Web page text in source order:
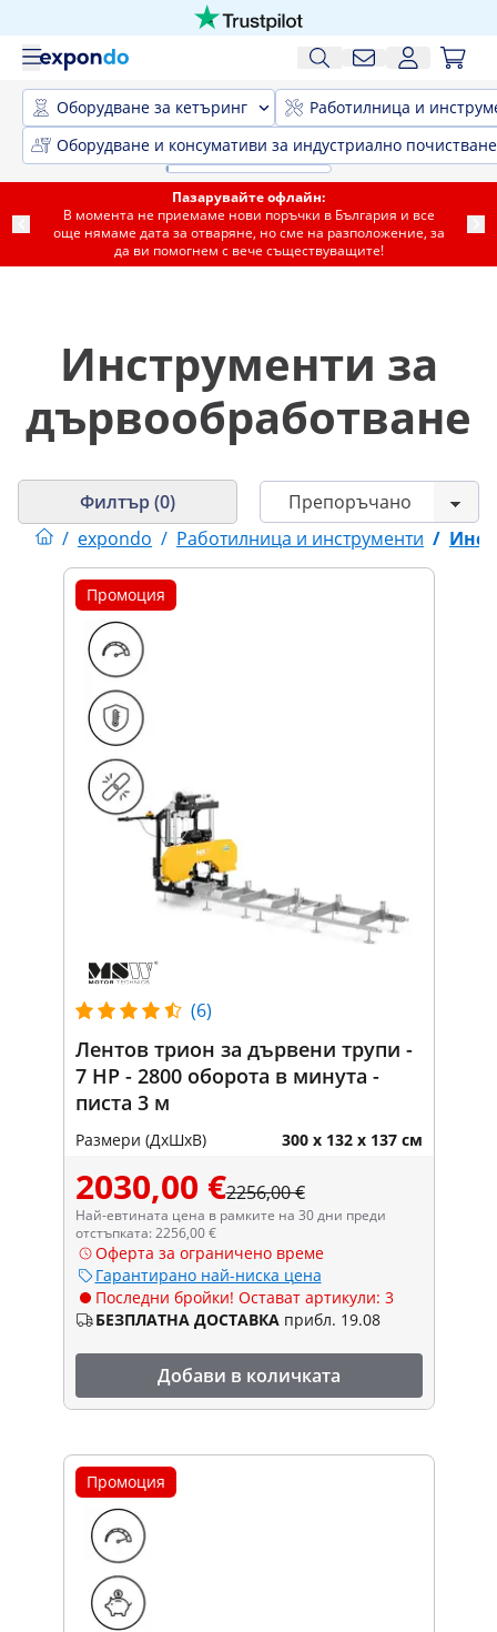
Оборудване за кетъринг
Работилница и
Оборудване и консумативи за индустриално почистване
Пазарувайте офлайн:
В момента не приемаме нови поръчки в България и все
още нямаме дата за отваряне, но сме на разположение, за
да ви помогнем с вече съществуващите!
Инструменти за
дървообработване
/ expondo / Работилница и инструменти /
Филтър (0)
Промоция
(6)
Лентов трион за дървени трупи -
7 HP - 2800 оборота в минута -
писта 3 м
Размери (ДxШxВ) 300 x 132 x 137 см
2030,00 €2256,00 €
Най-евтината цена в рамките на 30 дни преди
отстъпката: 2256,00 €
Оферта за ограничено време
Гарантирано най-ниска цена
Последни бройки! Остават артикули: 3
БЕЗПЛАТНА ДОСТАВКА прибл. 19.08
Добави в количката
Промоция